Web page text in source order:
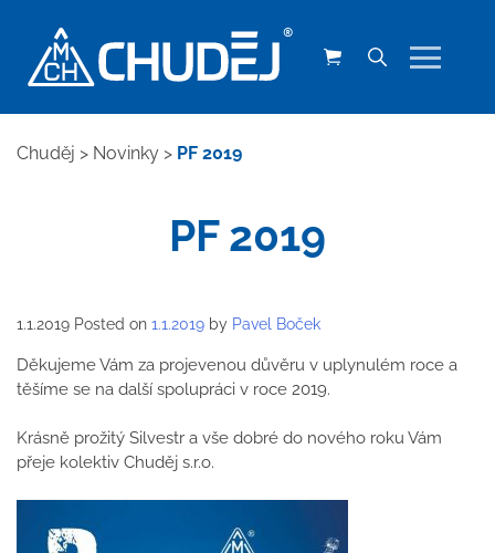
Chuděj > Novinky > PF 2019
PF 2019
1.1.2019 Posted on 1.1.2019 by Pavel Boček
Děkujeme Vám za projevenou důvěru v uplynulém roce a
těšíme se na další spolupráci v roce 2019.
Krásně prožitý Silvestr a vše dobré do nového roku Vám
přeje kolektiv Chuděj s.r.o.